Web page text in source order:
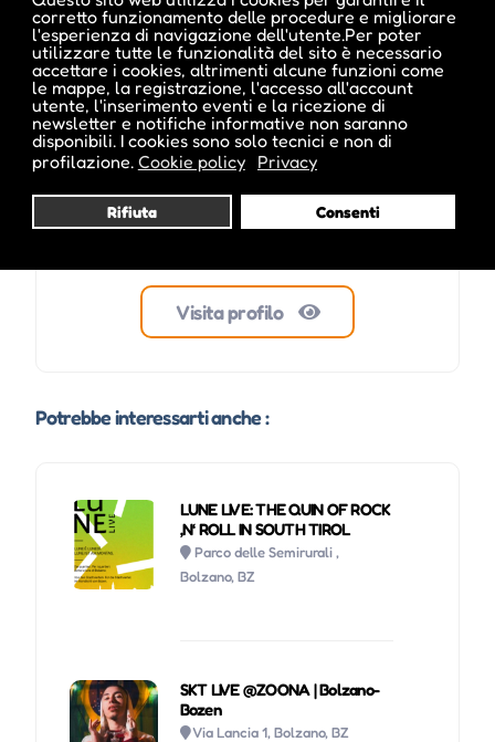
corretto funzionamento delle procedure e migliorare
l'esperienza di navigazione dell'utente.Per poter
utilizzare tutte le funzionalità del sito è necessario
accettare i cookies, altrimenti alcune funzioni come
le mappe, la registrazione, l'accesso all'account
utente, l'inserimento eventi e la ricezione di
newsletter e notifiche informative non saranno
disponibili. I cookies sono solo tecnici e non di
profilazione. Cookie policy Privacy
Rifiuta Consenti
ale inside
Visita profilo
Potrebbe interessarti anche :
LUNE LIVE: THE QUIN OF ROCK
‚N‘ ROLL IN SOUTH TIROL
Parco delle Semirurali ,
Bolzano, BZ
SKT LIVE @ZOONA | Bolzano-
Bozen
Via Lancia 1, Bolzano, BZ